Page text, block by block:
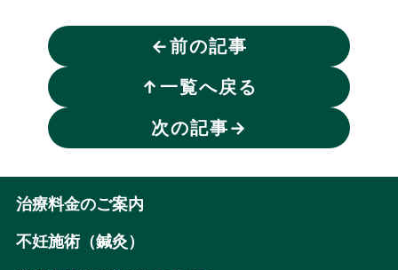
←前の記事
↑ 一覧へ戻る
次の記事→
治療料金のご案内
不妊施術（鍼灸）